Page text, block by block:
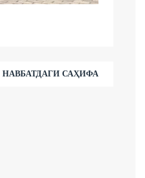
НАВБАТДАГИ САҲИФА